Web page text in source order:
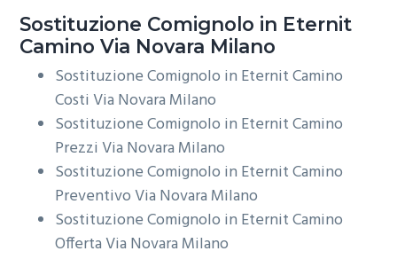
Sostituzione Comignolo in Eternit
Camino Via Novara Milano
Sostituzione Comignolo in Eternit Camino
Costi Via Novara Milano
Sostituzione Comignolo in Eternit Camino
Prezzi Via Novara Milano
Sostituzione Comignolo in Eternit Camino
Preventivo Via Novara Milano
Sostituzione Comignolo in Eternit Camino
Offerta Via Novara Milano